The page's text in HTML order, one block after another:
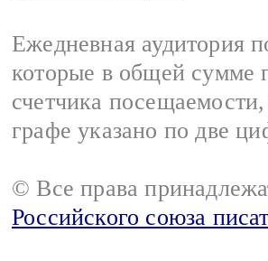
Ежедневная аудитория
которые в общей сумме
счетчика
графе указано по две
© Все права
Российского союза